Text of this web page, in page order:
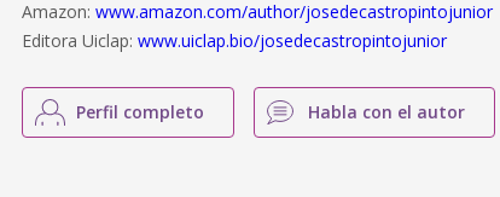
Amazon:www.amazon.com/author/josedecastropintojunior
Editora Uiclap:www.uiclap.bio/josedecastropintojunior
Perfil completo Habla con el autor